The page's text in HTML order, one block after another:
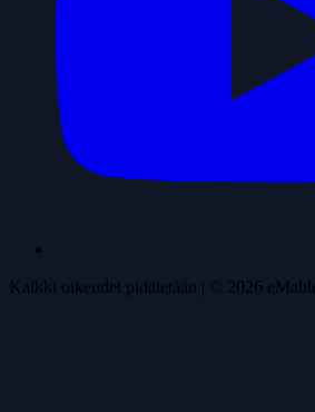
Kaikki oikeudet pidätetään | © 2026